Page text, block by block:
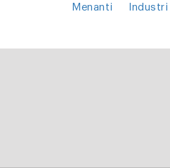
Menanti
Industri